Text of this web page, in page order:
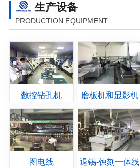
生产设备
PRODUCTION EQUIPMENT
数控钻孔机 磨板机和显影机
图电线 退锡-蚀刻一体线